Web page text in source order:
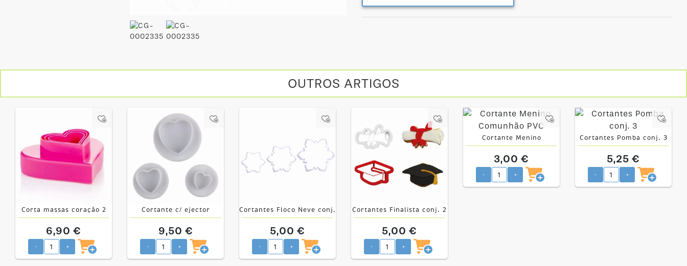
OUTROS ARTIGOS
Corta massas coração 2
lados
6,90 €
- +
Cortante c/ ejector
coração mini
9,50 €
- +
Cortantes Floco Neve conj.
3
5,00 €
- +
Cortantes Finalista conj. 2
5,00 €
- +
Cortante Menino
Comunhão PVC
3,00 €
- +
Cortantes Pomba conj. 3
5,25 €
- +